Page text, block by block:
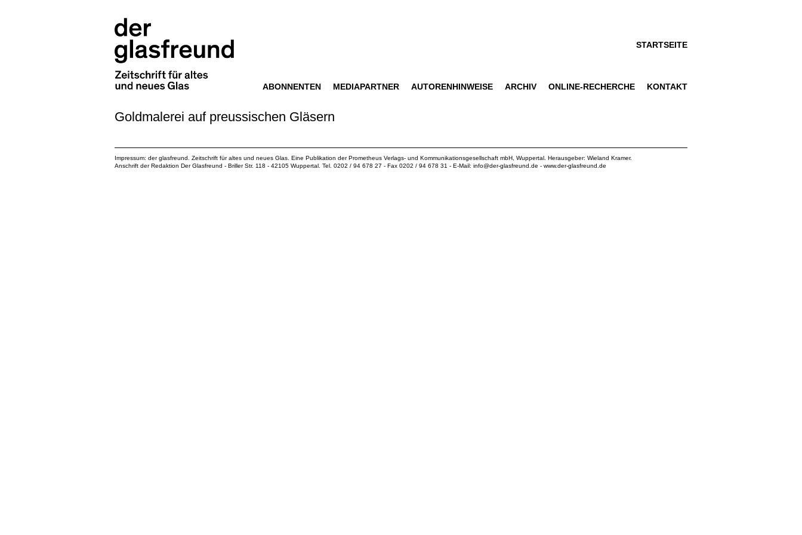
STARTSEITE
ABONNENTEN MEDIAPARTNER AUTORENHINWEISE ARCHIV ONLINE-RECHERCHE KONTAKT
Goldmalerei auf preussischen Gläsern
Impressum: der glasfreund. Zeitschrift für altes und neues Glas. Eine Publikation derPrometheus Verlags- und Kommunikationsgesellschaft mbH , Wuppertal. Herausgeber: Wieland Kramer.
Anschrift der Redaktion Der Glasfreund - Briller Str. 118 - 42105 Wuppertal. Tel. 0202 / 94 678 27 - Fax 0202 / 94 678 31 - E-Mail: info@der-glasfreund.de - www.der-glasfreund.de